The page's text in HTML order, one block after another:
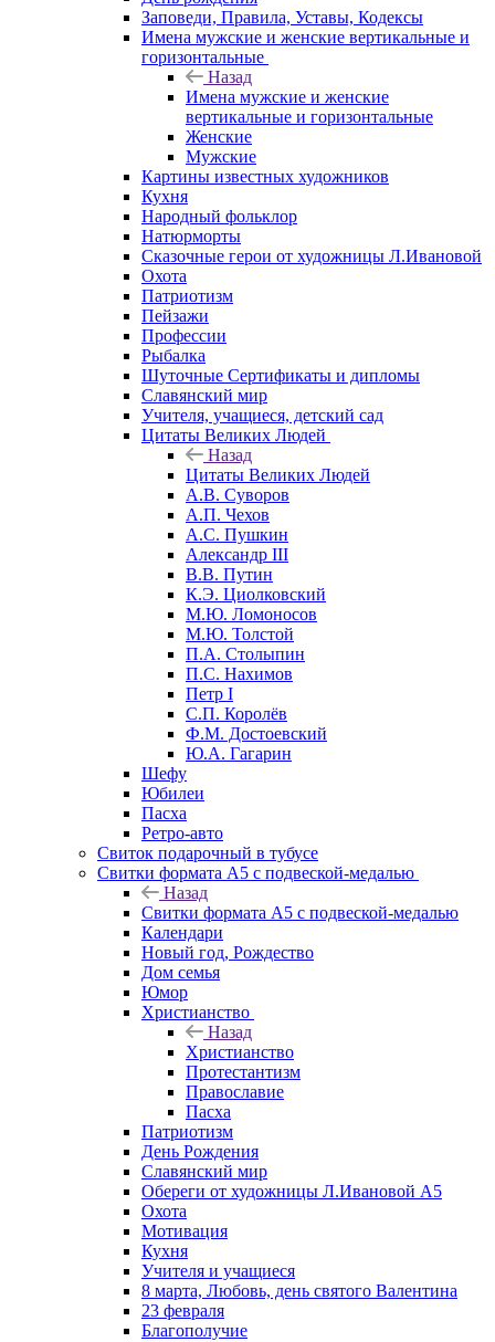
Заповеди, Правила, Уставы, Кодексы
Имена мужские и женские вертикальные и
горизонтальные
Назад
Имена мужские и женские
вертикальные и горизонтальные
Женские
Мужские
Картины известных художников
Кухня
Народный фольклор
Натюрморты
Сказочные герои от художницы Л.Ивановой
Охота
Патриотизм
Пейзажи
Профессии
Рыбалка
Шуточные Сертификаты и дипломы
Славянский мир
Учителя, учащиеся, детский сад
Цитаты Великих Людей
Назад
Цитаты Великих Людей
А.В. Суворов
А.П. Чехов
А.С. Пушкин
Александр III
В.В. Путин
К.Э. Циолковский
М.Ю. Ломоносов
М.Ю. Толстой
П.А. Столыпин
П.С. Нахимов
Петр I
С.П. Королёв
Ф.М. Достоевский
Ю.А. Гагарин
Шефу
Юбилеи
Пасха
Ретро-авто
Свиток подарочный в тубусе
Свитки формата А5 с подвеской-медалью
Назад
Свитки формата А5 с подвеской-медалью
Календари
Новый год, Рождество
Дом семья
Юмор
Христианство
Назад
Христианство
Протестантизм
Православие
Пасха
Патриотизм
День Рождения
Славянский мир
Обереги от художницы Л.Ивановой А5
Охота
Мотивация
Кухня
Учителя и учащиеся
8 марта, Любовь, день святого Валентина
23 февраля
Благополучие